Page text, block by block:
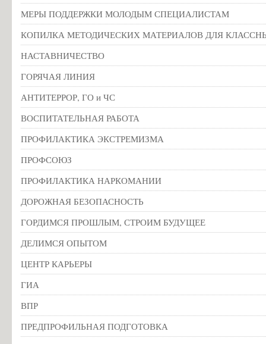
комиссии
по
урегулированию
споров
между
участниками
образовательных
отношений
Порядок
оформления
возникновения,
приостановления
прекращения
отношений
между
образовательной
организацией
обучающимися
(или)
МЕРЫ ПОДДЕРЖКИ МОЛОДЫМ СПЕЦИАЛИСТАМ
КОПИЛКА МЕТОДИЧЕСКИХ МАТЕРИАЛОВ ДЛЯ
НАСТАВНИЧЕСТВО
ГОРЯЧАЯ ЛИНИЯ
АНТИТЕРРОР, ГО и ЧС
ВОСПИТАТЕЛЬНАЯ РАБОТА
ПРОФИЛАКТИКА ЭКСТРЕМИЗМА
ПРОФСОЮЗ
ПРОФИЛАКТИКА НАРКОМАНИИ
ДОРОЖНАЯ БЕЗОПАСНОСТЬ
ГОРДИМСЯ ПРОШЛЫМ, СТРОИМ БУДУЩЕЕ
ДЕЛИМСЯ ОПЫТОМ
ЦЕНТР КАРЬЕРЫ
ГИА
ВПР
ПРЕДПРОФИЛЬНАЯ ПОДГОТОВКА